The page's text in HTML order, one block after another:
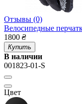
Отзывы (0)
Велосипедные
1800 ₴
Купить
В наличии
001823-01-S
Цвет